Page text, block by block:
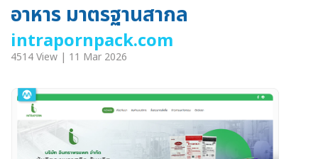
อาหาร มาตรฐานสากล
intrapornpack.com
4514 View | 11 Mar 2026